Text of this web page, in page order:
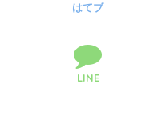
はてブ
LINE